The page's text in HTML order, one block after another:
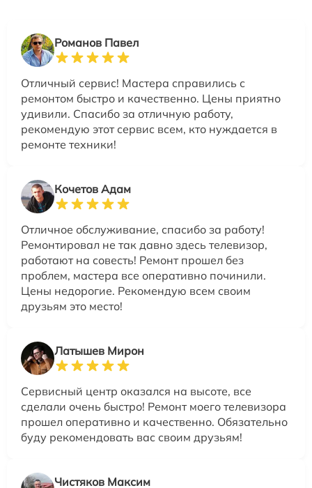
Романов Павел
Отличный сервис! Мастера справились с
ремонтом быстро и качественно. Цены приятно
удивили. Спасибо за отличную работу,
рекомендую этот сервис всем, кто нуждается в
ремонте техники!
Кочетов Адам
Отличное обслуживание, спасибо за работу!
Ремонтировал не так давно здесь телевизор,
работают на совесть! Ремонт прошел без
проблем, мастера все оперативно починили.
Цены недорогие. Рекомендую всем своим
друзьям это место!
Латышев Мирон
Сервисный центр оказался на высоте, все
сделали очень быстро! Ремонт моего телевизора
прошел оперативно и качественно. Обязательно
буду рекомендовать вас своим друзьям!
Чистяков Максим